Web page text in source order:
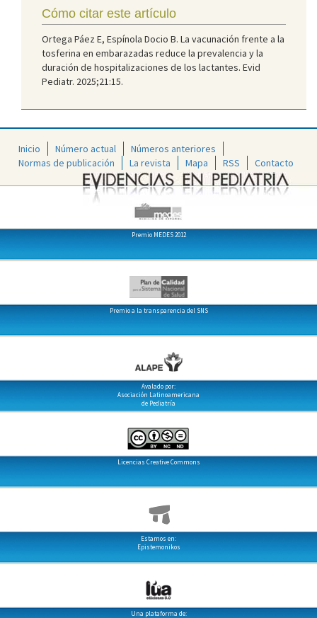
Cómo citar este artículo
Ortega Páez E, Espínola Docio B. La vacunación frente a la
tosferina en embarazadas reduce la prevalencia y la
duración de hospitalizaciones de los lactantes. Evid
Pediatr. 2025;21:15.
Inicio Número actual
Números anteriores
Normas de publicación
La revista Mapa RSS Contacto
Premio MEDES 2012
Premio a la transparencia del SNS
Avalado por:
Asociación Latinoamericana
de Pediatría
Licencias Creative Commons
Estamos en:
Epistemonikos
Una plataforma de: